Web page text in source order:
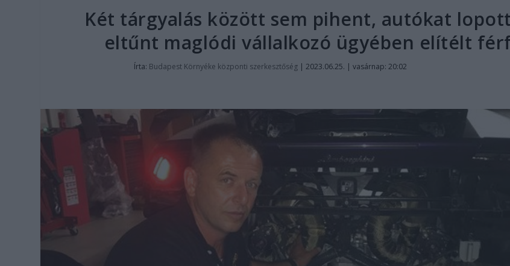
Két tárgyalás között sem pihent, autókat
eltűnt maglódi vállalkozó ügyében elítélt
Írta: Budapest Környéke központi szerkesztőség| 2023.06.25. | vasárnap: 20:02